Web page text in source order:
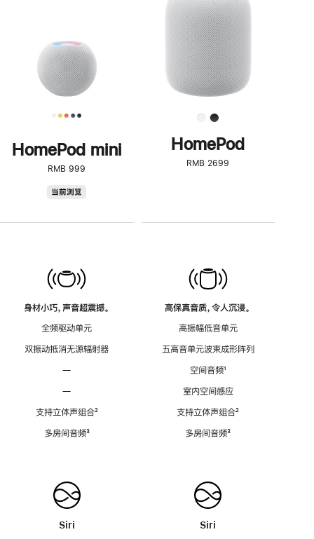
HomePod mini
RMB 999
当前浏览
身材小巧，声音超震撼。
全频驱动单元
双振动抵消无源辐射器
—
—
支持立体声组合脚
²
多房间音频脚
³
Siri
了
解
HomePod<
HomePod
RMB 2699
高保真音质，令人沉浸。
高振幅低音单元
五高音单元波束成形阵列
空间音频脚
¹
室内空间感应
支持立体声组合脚
²
多房间音频脚
³
Siri